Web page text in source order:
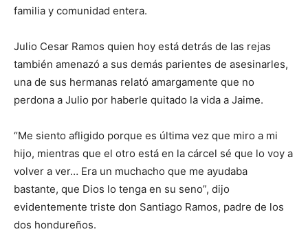
familia y comunidad entera.
Julio Cesar Ramos quien hoy está detrás de las rejas
también amenazó a sus demás parientes de asesinarles,
una de sus hermanas relató amargamente que no
perdona a Julio por haberle quitado la vida a Jaime.
“Me siento afligido porque es última vez que miro a mi
hijo, mientras que el otro está en la cárcel sé que lo voy a
volver a ver… Era un muchacho que me ayudaba
bastante, que Dios lo tenga en su seno”, dijo
evidentemente triste don Santiago Ramos, padre de los
dos hondureños.